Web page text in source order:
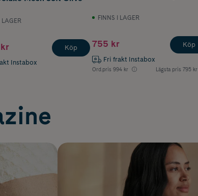
LAGER
Instabox
Köp
FINNS I LAGER
755 kr
Fri frakt Instabox
Ord.pris 994 kr Lägsta pris 795 kr
Köp